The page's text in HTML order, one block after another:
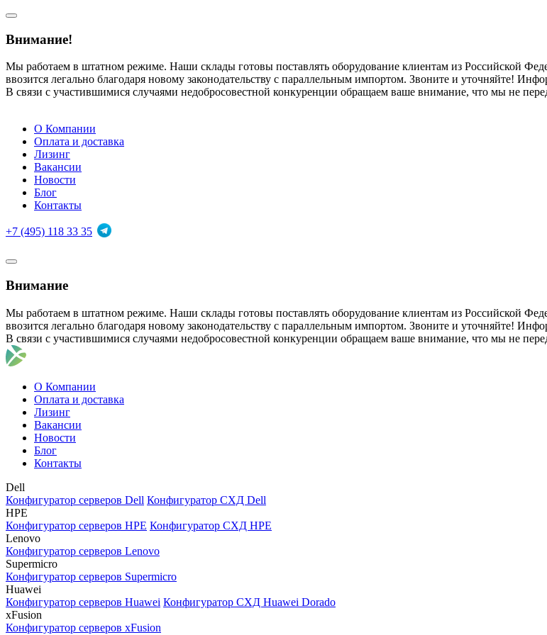
Внимание!
Мы работаем в штатном режиме. Наши склады готовы поставлять оборудование клиентам из Российской
ввозится легально благодаря новому законодательству с параллельным импортом. Звоните и уточняйте!
В связи с участившимися случаями недобросовестной конкуренции обращаем ваше внимание, что мы не
О Компании
Оплата и доставка
Лизинг
Вакансии
Новости
Блог
Контакты
+7 (495) 118 33 35
Внимание
Мы работаем в штатном режиме. Наши склады готовы поставлять оборудование клиентам из Российской
ввозится легально благодаря новому законодательству с параллельным импортом. Звоните и уточняйте!
В связи с участившимися случаями недобросовестной конкуренции обращаем ваше внимание, что мы не
О Компании
Оплата и доставка
Лизинг
Вакансии
Новости
Блог
Контакты
Dell
Конфигуратор серверов Dell Конфигуратор СХД Dell
HPE
Конфигуратор серверов HPE Конфигуратор СХД HPE
Lenovo
Конфигуратор серверов Lenovo
Supermicro
Конфигуратор серверов Supermicro
Huawei
Конфигуратор серверов Huawei Конфигуратор СХД Huawei Dorado
xFusion
Конфигуратор серверов xFusion